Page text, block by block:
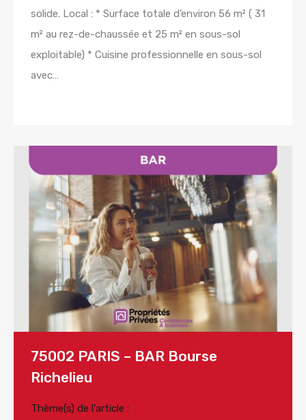
solide. Local : * Surface totale d’environ 56 m² ( 31
m² au rez-de-chaussée et 25 m² en sous-sol
exploitable) * Cuisine professionnelle en sous-sol
avec…
75002 PARIS – BAR Bourse
Richelieu
Thème(s) de l'article :